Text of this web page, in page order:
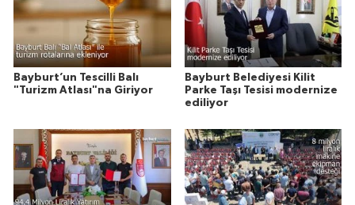
Bayburt’un Tescilli Balı
"Turizm Atlası"na Giriyor
Bayburt Belediyesi Kilit
Parke Taşı Tesisi modernize
ediliyor